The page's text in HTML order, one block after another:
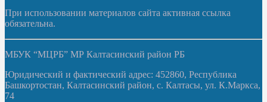
При использовании материалов сайта активная ссылка
обязательна.
МБУК “МЦРБ” МР Калтасинский район РБ
Юридический и фактический адрес: 452860, Республика
Башкортостан, Калтасинский район, с. Калтасы, ул. К.Маркса,
74